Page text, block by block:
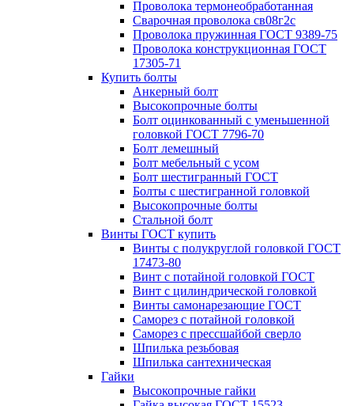
Проволока термонеобработанная
Сварочная проволока св08г2с
Проволока пружинная ГОСТ 9389-75
Проволока конструкционная ГОСТ
17305-71
Купить болты
Анкерный болт
Высокопрочные болты
Болт оцинкованный с уменьшенной
головкой ГОСТ 7796-70
Болт лемешный
Болт мебельный с усом
Болт шестигранный ГОСТ
Болты с шестигранной головкой
Высокопрочные болты
Стальной болт
Винты ГОСТ купить
Винты с полукруглой головкой ГОСТ
17473-80
Винт с потайной головкой ГОСТ
Винт с цилиндрической головкой
Винты самонарезающие ГОСТ
Саморез с потайной головкой
Саморез с прессшайбой сверло
Шпилька резьбовая
Шпилька сантехническая
Гайки
Высокопрочные гайки